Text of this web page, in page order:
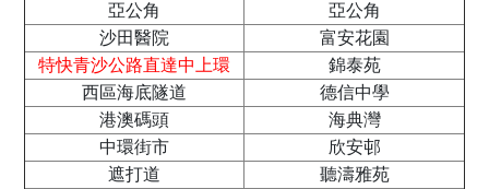
亞公角
亞公角
沙田醫院
富安花園
特快青沙公路直達中上環
錦泰苑
西區海底隧道
德信中學
港澳碼頭
海典灣
中環街市
欣安邨
遮打道
聽濤雅苑